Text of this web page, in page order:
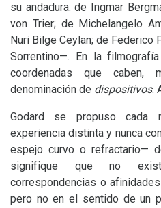
su andadura: de Ingmar
von Trier; de Michelangelo
Nuri Bilge Ceylan; de Federico
Sorrentino—. En la
coordenadas que
denominación de dispositivos.
Godard se propuso cada
experiencia distinta y nunca
espejo curvo o refractario—
signifique que no
correspondencias o
pero no en el sentido de un